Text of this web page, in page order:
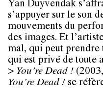
Yan Duyvendak
s’appuyer sur le son
mouvements du
des images. Et
mal, qui peut prendre
qui est privé de toute
> You’re Dead !
You’re Dead ! se